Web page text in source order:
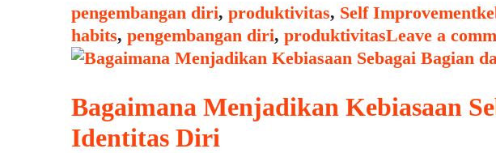
“Keystone
Habits”
dan
Mereka
Penting
Categories
pengembangan diri, produktivitas, Self Improvement
habits, pengembangan diri, produktivitasLeave a
Bagaimana Menjadikan Kebiasaan
Identitas Diri